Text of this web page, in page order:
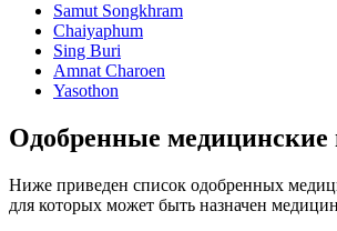
Samut Songkhram
Chaiyaphum
Sing Buri
Amnat Charoen
Yasothon
Одобренные медицинские
Ниже приведен список одобренных
для которых может быть назначен